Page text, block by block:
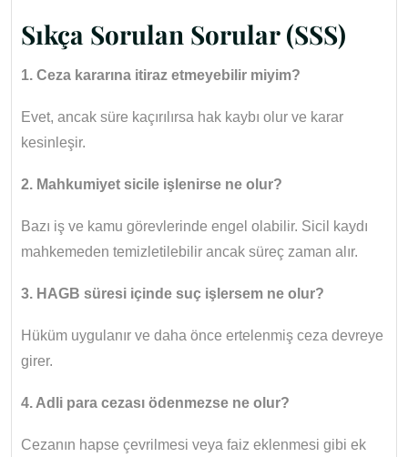
Sıkça Sorulan Sorular (SSS)
1. Ceza kararına itiraz etmeyebilir miyim?
Evet, ancak süre kaçırılırsa hak kaybı olur ve karar
kesinleşir.
2. Mahkumiyet sicile işlenirse ne olur?
Bazı iş ve kamu görevlerinde engel olabilir. Sicil kaydı
mahkemeden temizletilebilir ancak süreç zaman alır.
3. HAGB süresi içinde suç işlersem ne olur?
Hüküm uygulanır ve daha önce ertelenmiş ceza devreye
girer.
4. Adli para cezası ödenmezse ne olur?
Cezanın hapse çevrilmesi veya faiz eklenmesi gibi ek